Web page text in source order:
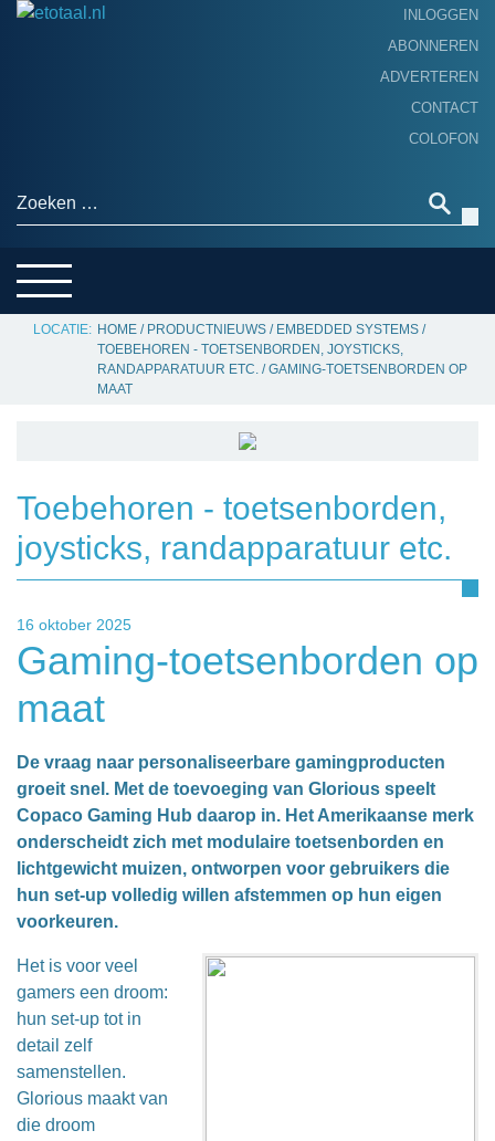
INLOGGEN
ABONNEREN
ADVERTEREN
CONTACT
COLOFON
Zoeken naar:
SERVICE
HOME / PRODUCTNIEUWS / EMBEDDED SYSTEMS /
TOEBEHOREN - TOETSENBORDEN, JOYSTICKS,
RANDAPPARATUUR ETC. /GAMING-TOETSENBORDEN OP
MAAT
Toebehoren - toetsenborden,
joysticks, randapparatuur etc.
16 oktober 2025
Gaming-toetsenborden op
maat
De vraag naar personaliseerbare gamingproducten
groeit snel. Met de toevoeging van Glorious speelt
Copaco Gaming Hub daarop in. Het Amerikaanse merk
onderscheidt zich met modulaire toetsenborden en
lichtgewicht muizen, ontworpen voor gebruikers die
hun set-up volledig willen afstemmen op hun eigen
voorkeuren.
Het is voor veel
gamers een droom:
hun set-up tot in
detail zelf
samenstellen.
Glorious maakt van
die droom